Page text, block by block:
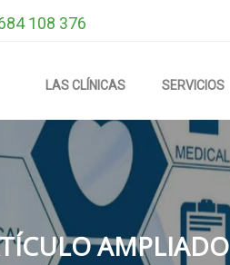
108 376
LAS CLÍNICAS SERVICIOS
AMPLIADO